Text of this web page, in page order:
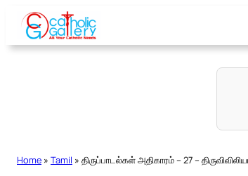
Skip
content
Home » Tamil » திருப்பாடல்கள் அதிகாரம் – 27 –